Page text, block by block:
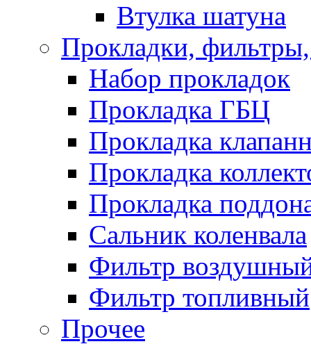
Втулка шатуна
Прокладки,
Набор прокладок
Прокладка ГБЦ
Прокладка
Прокладка
Прокладка
Сальник коленвала
Фильтр
Фильтр топливный
Прочее